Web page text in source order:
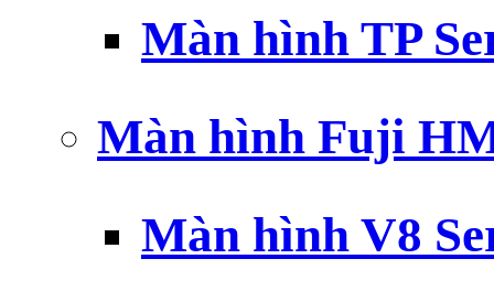
Màn hình TP
Màn hình Fuji
Màn hình V8